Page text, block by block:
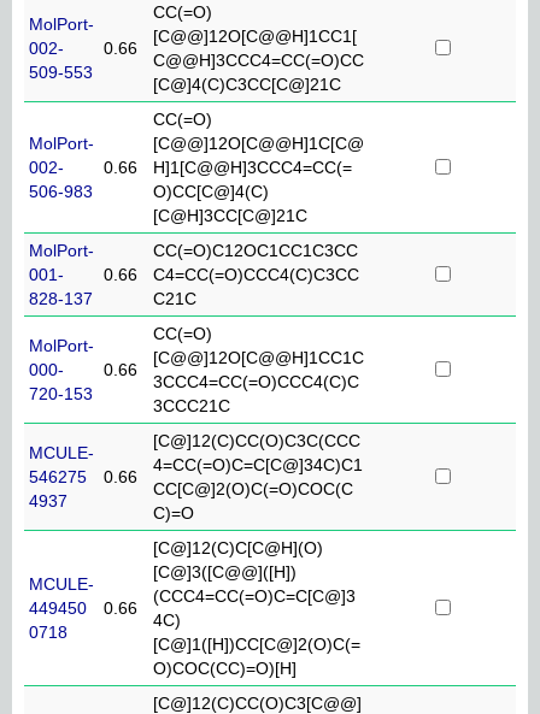
MolPort-
002-
509-553
0.66
CC(=O)
[C@@]12O[C@@H]1CC1[
C@@H]3CCC4=CC(=O)CC
[C@]4(C)C3CC[C@]21C
MolPort-
002-
506-983
0.66
CC(=O)
[C@@]12O[C@@H]1C[C@
H]1[C@@H]3CCC4=CC(=
O)CC[C@]4(C)
[C@H]3CC[C@]21C
MolPort-
001-
828-137
0.66
CC(=O)C12OC1CC1C3CC
C4=CC(=O)CCC4(C)C3CC
C21C
MolPort-
000-
720-153
0.66
CC(=O)
[C@@]12O[C@@H]1CC1C
3CCC4=CC(=O)CCC4(C)C
3CCC21C
MCULE-
546275
4937
0.66
[C@]12(C)CC(O)C3C(CCC
4=CC(=O)C=C[C@]34C)C1
CC[C@]2(O)C(=O)COC(C
C)=O
MCULE-
449450
0718
0.66
[C@]12(C)C[C@H](O)
[C@]3([C@@]([H])
(CCC4=CC(=O)C=C[C@]3
4C)
[C@]1([H])CC[C@]2(O)C(=
O)COC(CC)=O)[H]
[C@]12(C)CC(O)C3[C@@]